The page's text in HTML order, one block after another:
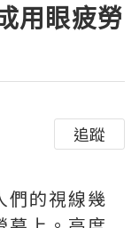
用眼疲勞
追蹤
們的視線幾